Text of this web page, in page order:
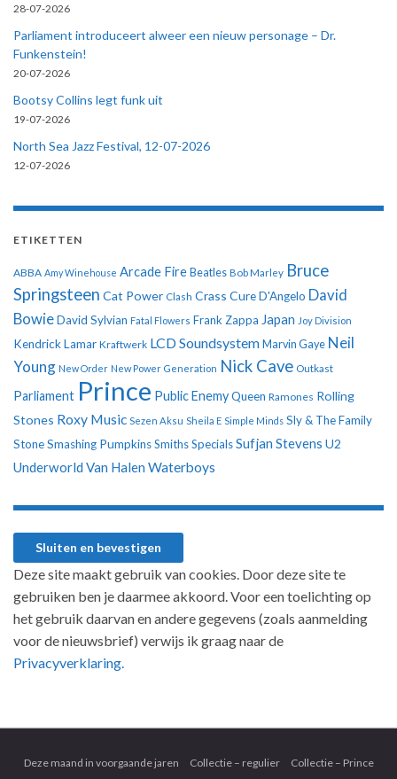
28-07-2026
Parliament introduceert alweer een nieuw personage – Dr.
Funkenstein!
20-07-2026
Bootsy Collins legt funk uit
19-07-2026
North Sea Jazz Festival, 12-07-2026
12-07-2026
ETIKETTEN
ABBA Amy Winehouse Arcade Fire Beatles Bob Marley Bruce
Springsteen Cat Power Clash Crass CureD'Angelo David
BowieDavid Sylvian Fatal Flowers Frank Zappa Japan Joy Division
Kendrick Lamar Kraftwerk LCD Soundsystem Marvin Gaye Neil
Young New Order New Power Generation Nick Cave Outkast
Parliament Prince Public EnemyQueen Ramones Rolling
Stones Roxy Music Sezen Aksu Sheila E Simple Minds Sly & The Family
StoneSmashing PumpkinsSmithsSpecialsSufjan Stevens U2
Underworld Van Halen Waterboys
Deze site maakt gebruik van cookies. Door deze site te
gebruiken ben je daarmee akkoord. Voor een toelichting op
het gebruik daarvan en andere gegevens (zoals aanmelding
voor de nieuwsbrief) verwijs ik graag naar de
Privacyverklaring.
Deze maand in voorgaande jaren Collectie – regulier Collectie – Prince